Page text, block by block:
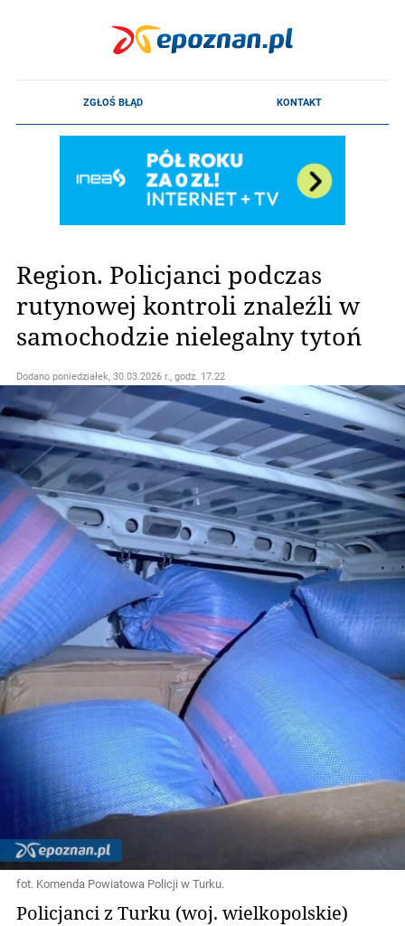
Region. Policjanci podczas
rutynowej kontroli znaleźli w
samochodzie nielegalny tytoń
Dodano poniedziałek, 30.03.2026 r., godz. 17.22
fot. Komenda Powiatowa Policji w Turku.
Policjanci z Turku (woj. wielkopolskie)